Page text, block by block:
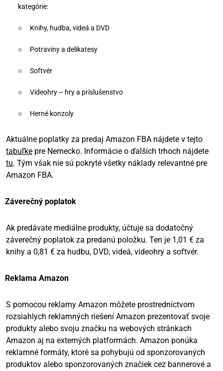
kategórie:
Knihy, hudba, videá a DVD
Potraviny a delikatesy
Softvér
Videohry – hry a príslušenstvo
Herné konzoly
Aktuálne poplatky za predaj Amazon FBA nájdete v tejto
tabuľke pre Nemecko. Informácie o ďalších trhoch nájdete
tu. Tým však nie sú pokryté všetky náklady relevantné pre
Amazon FBA.
Záverečný poplatok
Ak predávate mediálne produkty, účtuje sa dodatočný
záverečný poplatok za predanú položku. Ten je 1,01 € za
knihy a 0,81 € za hudbu, DVD, videá, videohry a softvér.
Reklama Amazon
S pomocou reklamy Amazon môžete prostredníctvom
rozsiahlych reklamných riešení Amazon prezentovať svoje
produkty alebo svoju značku na webových stránkach
Amazon aj na externých platformách. Amazon ponúka
reklamné formáty, ktoré sa pohybujú od sponzorovaných
produktov alebo sponzorovaných značiek cez bannerové a